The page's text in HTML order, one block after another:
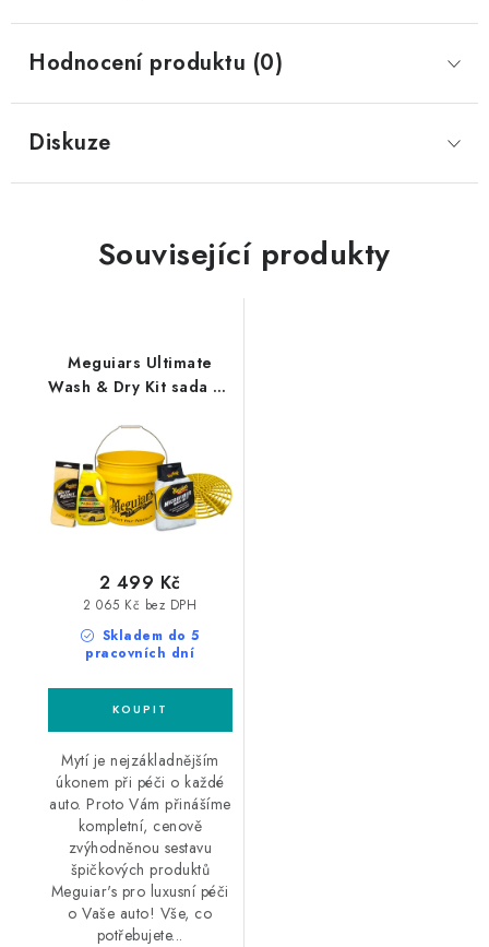
Hodnocení produktu (0)
Diskuze
Související produkty
Meguiars Ultimate
Wash & Dry Kit sada na
Skladem do 5
pracovních dní
2 065 Kč bez DPH
2 499 Kč
Mytí je nejzákladnějším
úkonem při péči o každé
auto. Proto Vám přinášíme
kompletní, cenově
zvýhodněnou sestavu
špičkových produktů
Meguiar's pro luxusní péči
o Vaše auto! Vše, co
potřebujete...